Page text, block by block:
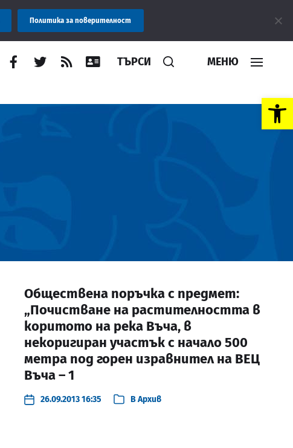
Open toolbar
Съобщение: Областна администрация Пловдив
ТЪРСИ МЕНЮ
Обществена поръчка с предмет:
„Почистване на растителността в
коритото на река Въча, в
некоригиран участък с начало 500
метра под горен изравнител на ВЕЦ
Въча – 1
26.09.2013 16:35 ВАрхив
Политика за поверителност